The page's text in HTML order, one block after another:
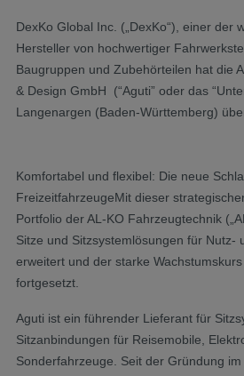
DexKo Global Inc. („DexKo“), einer der
Hersteller von hochwertiger
Baugruppen und Zubehörteilen hat die
& Design GmbH (“Aguti” oder das
Langenargen (Baden-Württemberg)
Komfortabel und flexibel: Die neue
FreizeitfahrzeugeMit dieser
Portfolio der AL-KO Fahrzeugtechnik
Sitze und Sitzsystemlösungen für Nutz-
erweitert und der starke
fortgesetzt.
Aguti ist ein führender Lieferant für
Sitzanbindungen für Reisemobile,
Sonderfahrzeuge. Seit der Gründung